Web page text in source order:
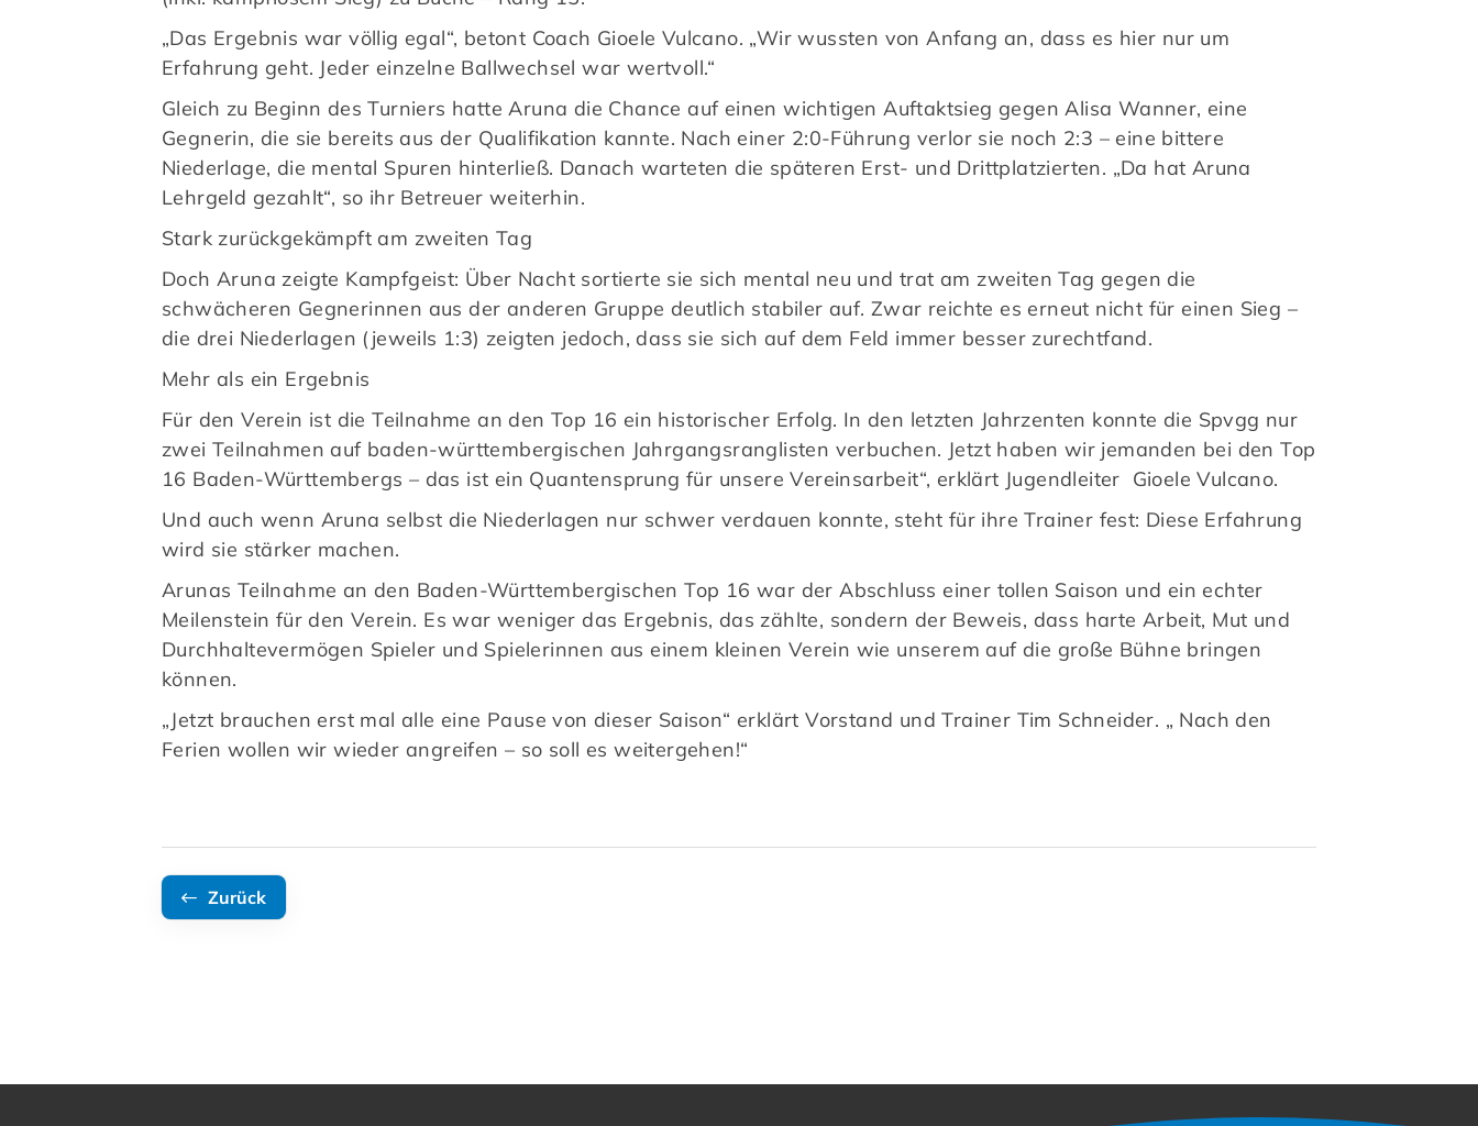
„Das Ergebnis war völlig egal“, betont Coach Gioele Vulcano. „Wir wussten von Anfang an, dass es hier nur um
Erfahrung geht. Jeder einzelne Ballwechsel war wertvoll.“
Gleich zu Beginn des Turniers hatte Aruna die Chance auf einen wichtigen Auftaktsieg gegen Alisa Wanner, eine
Gegnerin, die sie bereits aus der Qualifikation kannte. Nach einer 2:0-Führung verlor sie noch 2:3 – eine bittere
Niederlage, die mental Spuren hinterließ. Danach warteten die späteren Erst- und Drittplatzierten. „Da hat Aruna
Lehrgeld gezahlt“, so ihr Betreuer weiterhin.
Stark zurückgekämpft am zweiten Tag
Doch Aruna zeigte Kampfgeist: Über Nacht sortierte sie sich mental neu und trat am zweiten Tag gegen die
schwächeren Gegnerinnen aus der anderen Gruppe deutlich stabiler auf. Zwar reichte es erneut nicht für einen Sieg –
die drei Niederlagen (jeweils 1:3) zeigten jedoch, dass sie sich auf dem Feld immer besser zurechtfand.
Mehr als ein Ergebnis
Für den Verein ist die Teilnahme an den Top 16 ein historischer Erfolg. In den letzten Jahrzenten konnte die Spvgg nur
zwei Teilnahmen auf baden-württembergischen Jahrgangsranglisten verbuchen. Jetzt haben wir jemanden bei den Top
16 Baden-Württembergs – das ist ein Quantensprung für unsere Vereinsarbeit“, erklärt Jugendleiter Gioele Vulcano.
Und auch wenn Aruna selbst die Niederlagen nur schwer verdauen konnte, steht für ihre Trainer fest: Diese Erfahrung
wird sie stärker machen.
Arunas Teilnahme an den Baden-Württembergischen Top 16 war der Abschluss einer tollen Saison und ein echter
Meilenstein für den Verein. Es war weniger das Ergebnis, das zählte, sondern der Beweis, dass harte Arbeit, Mut und
Durchhaltevermögen Spieler und Spielerinnen aus einem kleinen Verein wie unserem auf die große Bühne bringen
können.
„Jetzt brauchen erst mal alle eine Pause von dieser Saison“ erklärt Vorstand und Trainer Tim Schneider. „ Nach den
Ferien wollen wir wieder angreifen – so soll es weitergehen!“
Zurück